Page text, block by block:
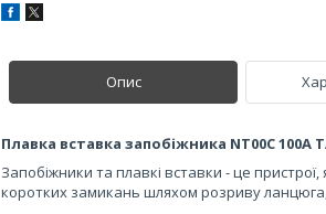
Опис
Плавка вставка запобіжника NT00С 100А
Запобіжники та плавкі вставки - це
коротких замикань шляхом розриву